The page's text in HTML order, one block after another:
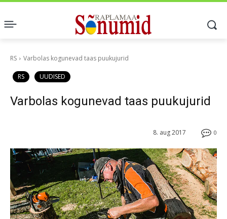
RS Varbolas kogunevad taas puukujurid
RS UUDISED
Varbolas kogunevad taas puukujurid
0
8. aug 2017